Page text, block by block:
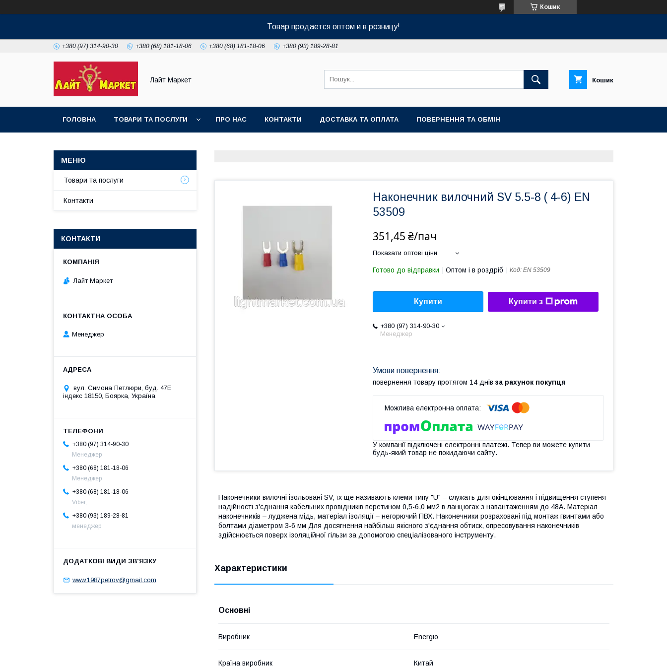
Кошик
Товар продается оптом и в розницу!
+380 (97) 314-90-30 +380 (68) 181-18-06 +380 (68) 181-18-06 +380 (93) 189-28-81
Лайт Маркет Кошик
ГОЛОВНА ТОВАРИ ТА ПОСЛУГИ ПРО НАС КОНТАКТИ ДОСТАВКА ТА ОПЛАТА ПОВЕРНЕННЯ ТА ОБМІН
Наконечник вилочний SV 5.5-8 ( 4-6) EN
53509
351,45 ₴/пач
Показати оптові ціни
Готово до відправки Оптом і в роздріб Код: EN 53509
Купити Купити з
+380 (97) 314-90-30
Менеджер
повернення товару протягом 14 днів за рахунок покупця
У компанії підключені електронні платежі. Тепер ви можете купити
будь-який товар не покидаючи сайту.
Наконечники вилочні ізольовані SV, їх ще називають клеми типу "U" – служать для окінцювання і підвищення ступеня
надійності з'єднання кабельних провідників перетином 0,5-6,0 мм2 в ланцюгах з навантаженням до 48А. Матеріал
наконечників – луджена мідь, матеріал ізоляції – негорючий ПВХ. Наконечники розраховані під монтаж гвинтами або
болтами діаметром 3-6 мм Для досягнення найбільш якісного з'єднання обтиск, опресовування наконечників
здійснюється поверх ізоляційної гільзи за допомогою спеціалізованого інструменту.
Характеристики
Основні
Виробник Energio
Країна виробник Китай
Товари та послуги
Контакти
КОНТАКТИ
Лайт Маркет
Менеджер
вул. Симона Петлюри, буд. 47Е
індекс 18150, Боярка, Україна
+380 (97) 314-90-30
Менеджер
+380 (68) 181-18-06
Менеджер
+380 (68) 181-18-06
Viber,
+380 (93) 189-28-81
менеджер
www.1987petrov@gmail.com